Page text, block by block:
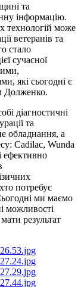
та
інформацію.
технологій може
ветеранів та
стало
сучасної
які сьогодні є
Долженко.
діагностичні
та
обладнання, а
Cadilac, Wunda
ефективно
потребує
ми маємо
можливості
результат